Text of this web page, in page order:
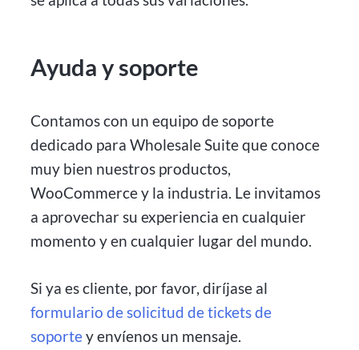
Ayuda y soporte
Contamos con un equipo de soporte
dedicado para Wholesale Suite que conoce
muy bien nuestros productos,
WooCommerce y la industria. Le invitamos
a aprovechar su experiencia en cualquier
momento y en cualquier lugar del mundo.
Si ya es cliente, por favor, diríjase al
formulario de solicitud de tickets de
soportey envíenos un mensaje.